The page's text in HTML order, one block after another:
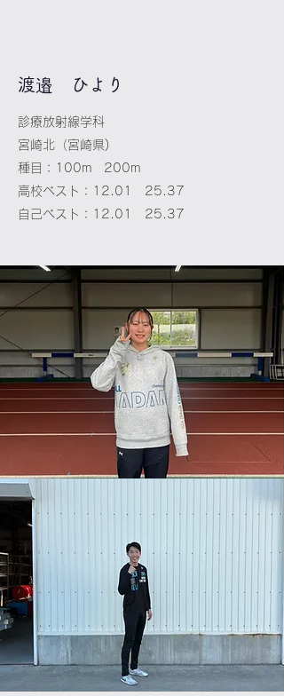
​渡邉 ひより
診療放射線学科
宮崎北（宮崎県)
種目：100m 200m
高校ベスト：12.01 25.37
​自己ベスト：12.01 25.37